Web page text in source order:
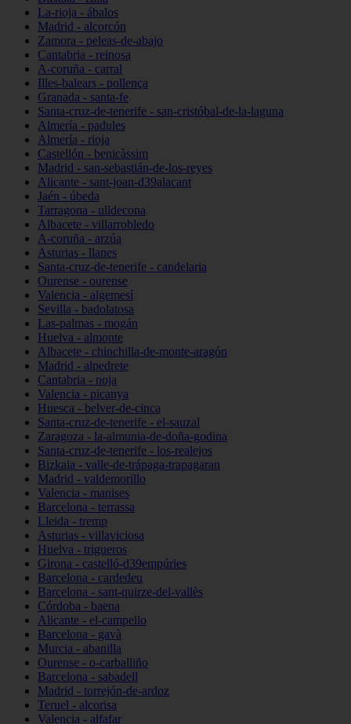
La-rioja - ábalos
Madrid - alcorcón
Zamora - peleas-de-abajo
Cantabria - reinosa
A-coruña - carral
Illes-balears - pollença
Granada - santa-fe
Santa-cruz-de-tenerife - san-cristóbal-de-la-laguna
Almería - padules
Almería - rioja
Castellón - benicàssim
Madrid - san-sebastián-de-los-reyes
Alicante - sant-joan-d39alacant
Jaén - úbeda
Tarragona - ulldecona
Albacete - villarrobledo
A-coruña - arzúa
Asturias - llanes
Santa-cruz-de-tenerife - candelaria
Ourense - ourense
Valencia - algemesí
Sevilla - badolatosa
Las-palmas - mogán
Huelva - almonte
Albacete - chinchilla-de-monte-aragón
Madrid - alpedrete
Cantabria - noja
Valencia - picanya
Huesca - belver-de-cinca
Santa-cruz-de-tenerife - el-sauzal
Zaragoza - la-almunia-de-doña-godina
Santa-cruz-de-tenerife - los-realejos
Bizkaia - valle-de-trápaga-trapagaran
Madrid - valdemorillo
Valencia - manises
Barcelona - terrassa
Lleida - tremp
Asturias - villaviciosa
Huelva - trigueros
Girona - castelló-d39empúries
Barcelona - cardedeu
Barcelona - sant-quirze-del-vallès
Córdoba - baena
Alicante - el-campello
Barcelona - gavà
Murcia - abanilla
Ourense - o-carballiño
Barcelona - sabadell
Madrid - torrejón-de-ardoz
Teruel - alcorisa
Valencia - alfafar